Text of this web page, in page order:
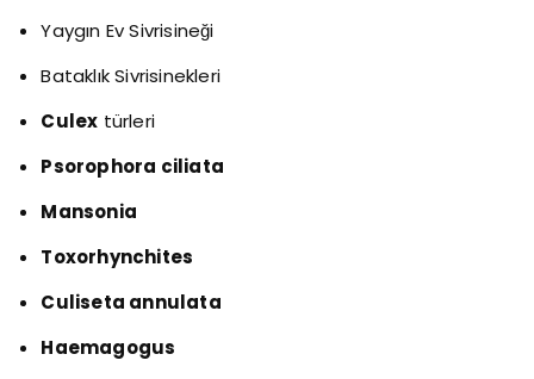
Yaygın Ev Sivrisineği
Bataklık Sivrisinekleri
Culex türleri
Psorophora ciliata
Mansonia
Toxorhynchites
Culiseta annulata
Haemagogus